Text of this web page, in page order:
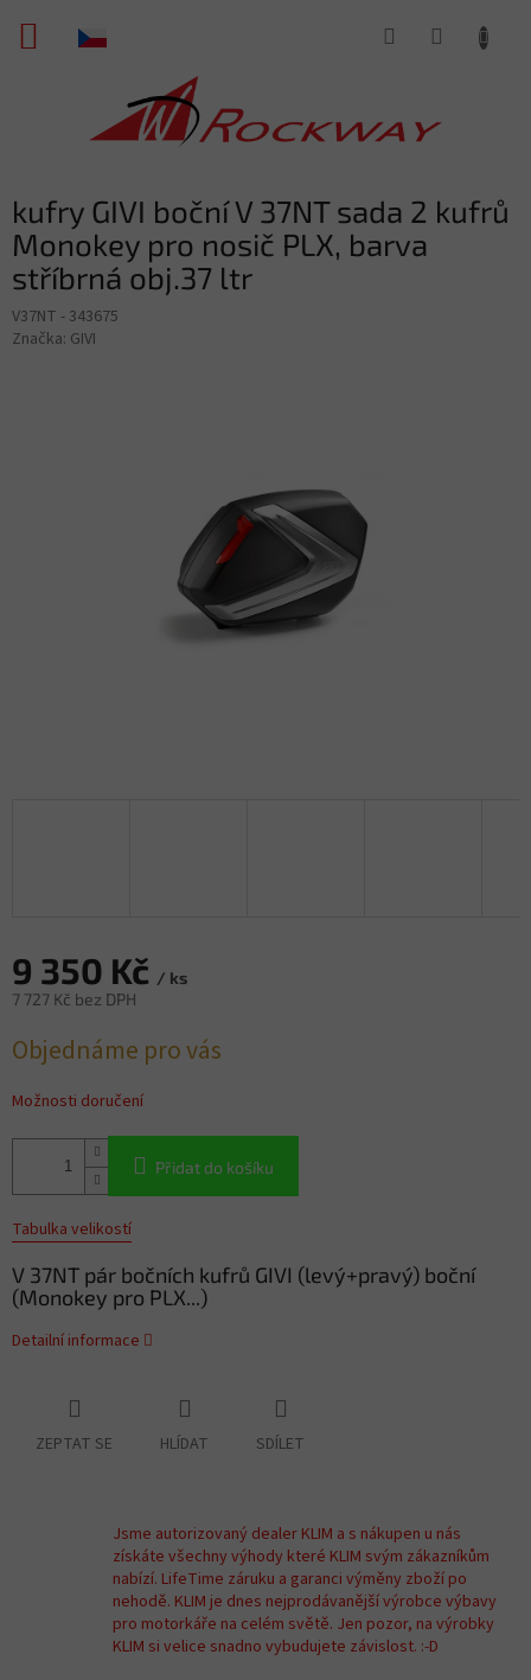
obsah
NÁKUPNÍ
kufry GIVI boční V 37NT sada 2 kufrů
Monokey pro nosič PLX, barva
stříbrná obj.37 ltr
V37NT - 343675
Značka: GIVI
9 350 Kč / ks
7 727 Kč bez DPH
cena:
Objednáme pro vás
Možnosti doručení
Přidat do košíku
Tabulka velikostí
V 37NT pár bočních kufrů GIVI (levý+pravý) boční
(Monokey pro PLX...)
Detailní informace
ZEPTAT SE HLÍDAT SDÍLET
Jsme autorizovaný dealer KLIM a s nákupen u nás
získáte všechny výhody které KLIM svým zákazníkům
nabízí. LifeTime záruku a garanci výměny zboží po
nehodě. KLIM je dnes nejprodávanější výrobce výbavy
pro motorkáře na celém světě. Jen pozor, na výrobky
KLIM si velice snadno vybudujete závislost. :-D